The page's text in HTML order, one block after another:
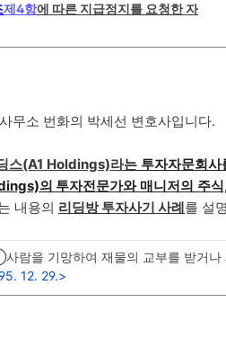
제4항에 따른 지급정지를 요청한 자
무소 번화의 박세선 변호사입니다.
스(A1 Holdings)라는 투자자문회
의 투자전문가와 매니저의 주
내용의 리딩방 투자사기 사례를 설
람을 기망하여 재물의 교부를 받거나
12. 29.>